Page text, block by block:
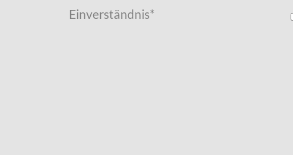
Einverständnis*